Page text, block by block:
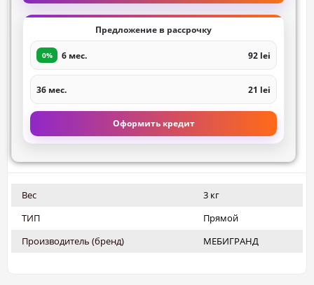
Предложение в рассрочку
0% 6 мес. 92 lei
36 мес. 21 lei
Оформить кредит
Вес
3 кг
ТИП
Прямой
Производитель (бренд)
МЕБИГРАНД